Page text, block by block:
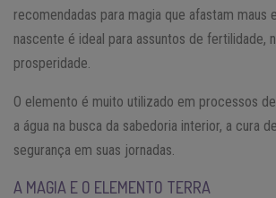
recomendadas para magia que afastam maus
nascente é ideal para assuntos de fertilidade,
prosperidade.
O elemento é muito utilizado em processos
a água na busca da sabedoria interior, a cura
segurança em suas jornadas.
A MAGIA E O ELEMENTO TERRA